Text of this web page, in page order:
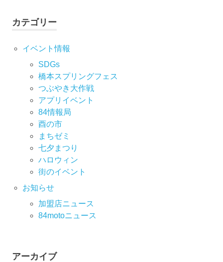
カテゴリー
イベント情報
SDGs
橋本スプリングフェス
つぶやき大作戦
アプリイベント
84情報局
酉の市
まちゼミ
七⼣まつり
ハロウィン
街のイベント
お知らせ
加盟店ニュース
84motoニュース
アーカイブ